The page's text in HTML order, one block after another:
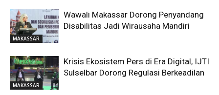
MAKASSAR
Wawali Makassar Dorong Penyandang
Disabilitas Jadi Wirausaha Mandiri
MAKASSAR
Krisis Ekosistem Pers di Era Digital, IJTI
Sulselbar Dorong Regulasi Berkeadilan